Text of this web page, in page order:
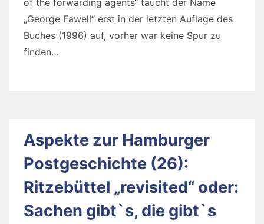
„George Fawell“ erst in der letzten Auflage des
Buches (1996) auf, vorher war keine Spur zu
finden…
Aspekte zur Hamburger
Postgeschichte (26):
Ritzebüttel „revisited“ oder:
Sachen gibt`s, die gibt`s